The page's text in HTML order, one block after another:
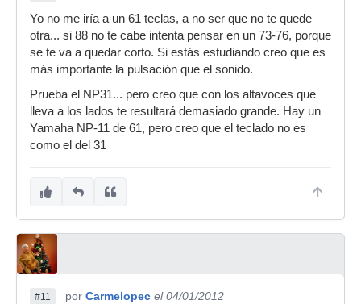
Yo no me iría a un 61 teclas, a no ser que no te quede
otra... si 88 no te cabe intenta pensar en un 73-76, porque
se te va a quedar corto. Si estás estudiando creo que es
más importante la pulsación que el sonido.
Prueba el NP31... pero creo que con los altavoces que
lleva a los lados te resultará demasiado grande. Hay un
Yamaha NP-11 de 61, pero creo que el teclado no es
como el del 31
#11 por Carmelopec el 04/01/2012